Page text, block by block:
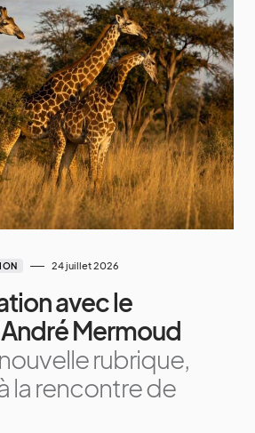
24 juillet 2026
avec le
Mermoud
rubrique,
la rencontre de